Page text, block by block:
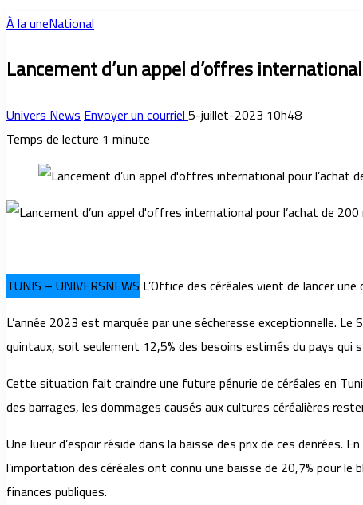
À la uneNational
Lancement d’un appel d’offres
Univers NewsEnvoyer un courriel5-juillet-2023 10h48
Temps de lecture 1 minute
TUNIS – UNIVERSNEWS L’Office des céréales vient de lancer
L’année 2023 est marquée par une sécheresse exceptionnelle.
quintaux, soit seulement 12,5% des besoins estimés du pays qui
Cette situation fait craindre une future pénurie de céréales en
des barrages, les dommages causés aux cultures céréalières
Une lueur d’espoir réside dans la baisse des prix de ces denrées.
l’importation des céréales ont connu une baisse de 20,7% pour
finances publiques.